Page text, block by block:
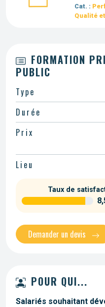
Cat. :
Qualité
POUR QUI...
Salariés souhaitant
FORMATION
PUBLIC
Type
Durée
Prix
Lieu
Taux de
Demander un devis